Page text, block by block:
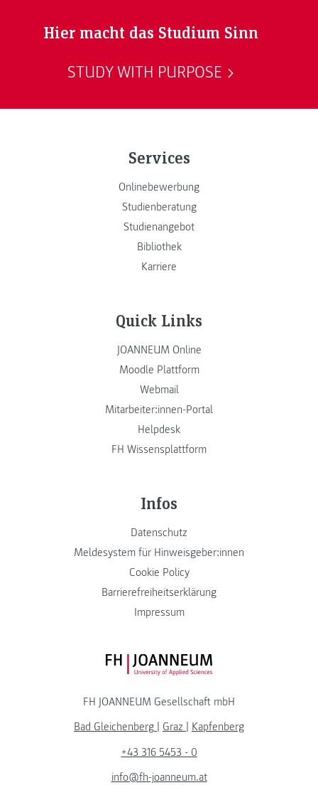
Hier macht das Studium Sinn
STUDY WITH PURPOSE
Services
Onlinebewerbung
Studienberatung
Studienangebot
Bibliothek
Karriere
Quick Links
JOANNEUM Online
Moodle Plattform
Webmail
Mitarbeiter:innen-Portal
Helpdesk
FH Wissensplattform
Infos
Datenschutz
Meldesystem für Hinweisgeber:innen
Cookie Policy
Barrierefreiheitserklärung
Impressum
FH JOANNEUM Logo
FH JOANNEUM Gesellschaft mbH
Bad Gleichenberg
Graz
Kapfenberg
+43 316 5453 - 0
info@fh-joanneum.at